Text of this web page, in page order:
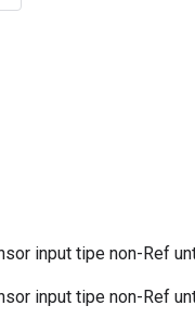
input tipe non-Ref
input tipe non-Ref